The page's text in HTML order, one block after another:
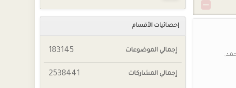
4 نوفمبر 4:09 م
إحصائيات الأقسام
إجمالي الموضوعات 183145
إجمالي المشاركات 2538441